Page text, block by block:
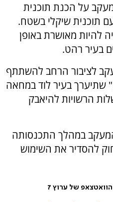
על הכנת תוכנית
תוכנית שיקלי בשטח.
להיות מאושרת באופן
בעיר רהט.
לציבור הרחב להשתתף
שתיערך בעיר לוד במחאה
הרשויות להיאבק
במהלך התכנסותה
להסדיר את השימוש
של ערוץ 7